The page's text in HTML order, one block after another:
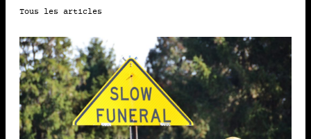
JOURNÉE NATIONALE DES
TRANSITIONS FUNÉRAIRES
Martin Julier-Costes
2024 • CONFÉRENCES
Tous les articles